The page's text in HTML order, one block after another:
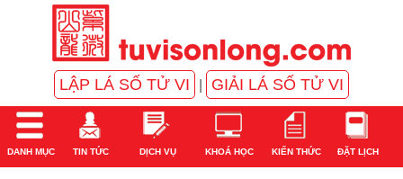
LẬP LÁ SỐ TỬ VI GIẢI LÁ SỐ TỬ VI
DANH MỤC TIN TỨC DỊCH VỤ KHOÁ HỌC KIẾN THỨC ĐẶT LỊCH